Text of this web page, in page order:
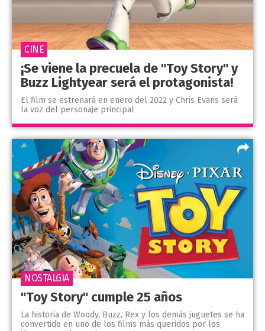
¡Se viene la precuela de "Toy Story" y
Buzz Lightyear será el protagonista!
El film se estrenará en enero del 2022 y Chris Evans será
la voz del personaje principal
CINE
"Toy Story" cumple 25 años
La historia de Woody, Buzz, Rex y los demás juguetes se ha
convertido en uno de los films más queridos por los
NOSTALGIA